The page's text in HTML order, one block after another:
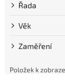
Řada
Věk
Zaměření
Položek k